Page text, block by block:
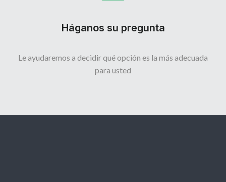
Háganos su pregunta
Le ayudaremos a decidir qué opción es la más adecuada
para usted